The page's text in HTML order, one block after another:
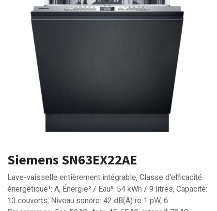
Siemens SN63EX22AE
Lave-vaisselle entièrement intégrable, Classe d'efficacité
énergétique¹: A, Énergie² / Eau³: 54 kWh / 9 litres, Capacité:
13 couverts, Niveau sonore: 42 dB(A) re 1 pW, 6